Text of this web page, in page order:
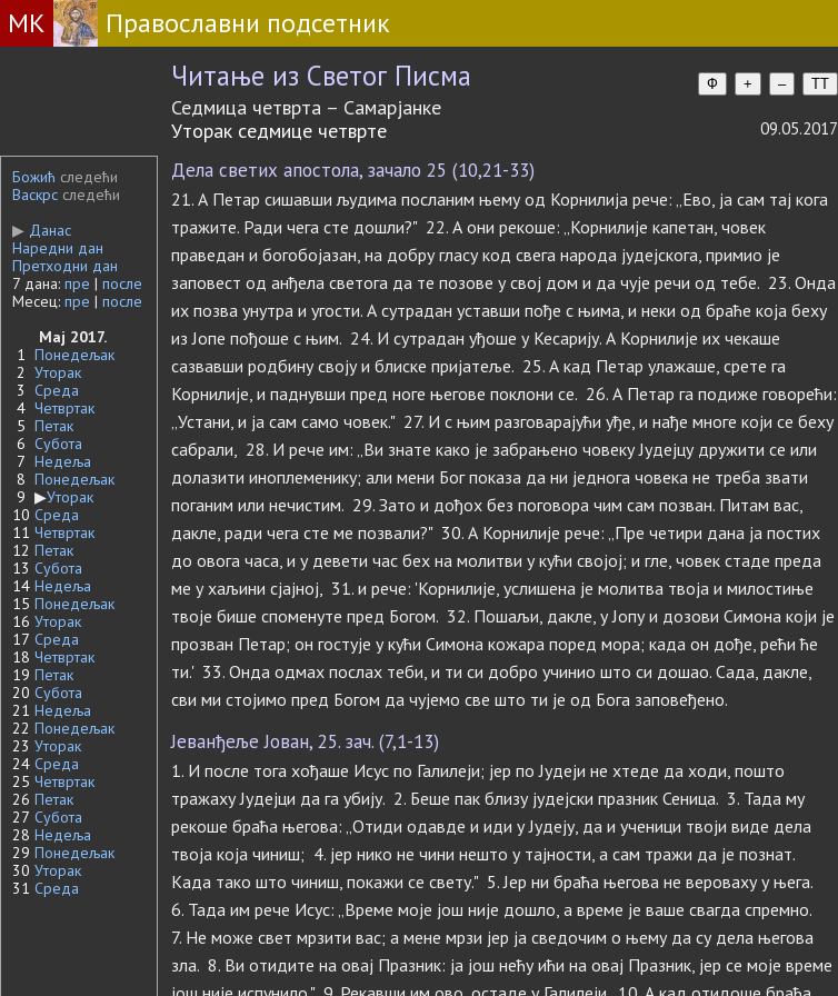
МК Православни подсетник
Читање из Светог Писма Ф + – TT
Седмица четврта – Самарјанке
Уторак седмице четврте
09.05.2017
Божић следећи
Васкрс следећи
▶ Данас
Наредни дан
Претходни дан
7 дана: пре | после
Месец: пре | после
Мај 2017.
1 Понедељак
2 Уторак
3 Среда
4 Четвртак
5 Петак
6 Субота
7 Недеља
8 Понедељак
9 ▶Уторак
10 Среда
11 Четвртак
12 Петак
13 Субота
14 Недеља
15 Понедељак
16 Уторак
17 Среда
18 Четвртак
19 Петак
20 Субота
21 Недеља
22 Понедељак
23 Уторак
24 Среда
25 Четвртак
26 Петак
27 Субота
28 Недеља
29 Понедељак
30 Уторак
31 Среда
Дела светих апостола, зачало 25 (10,21-33)
21. А Петар сишавши људима посланим њему од Корнилија рече: „Ево, ја сам тај кога
тражите. Ради чега сте дошли?" 22. А они рекоше: „Корнилије капетан, човек
праведан и богобојазан, на добру гласу код свега народа јудејскога, примио је
заповест од анђела светога да те позове у свој дом и да чује речи од тебе. 23. Онда
их позва унутра и угости. А сутрадан уставши пође с њима, и неки од браће која беху
из Јопе пођоше с њим. 24. И сутрадан уђоше у Кесарију. А Корнилије их чекаше
сазвавши родбину своју и блиске пријатеље. 25. А кад Петар улажаше, срете га
Корнилије, и паднувши пред ноге његове поклони се. 26. А Петар га подиже говорећи:
„Устани, и ја сам само човек." 27. И с њим разговарајући уђе, и нађе многе који се беху
сабрали, 28. И рече им: „Ви знате како је забрањено човеку Јудејцу дружити се или
долазити иноплеменику; али мени Бог показа да ни једнога човека не треба звати
поганим или нечистим. 29. Зато и дођох без поговора чим сам позван. Питам вас,
дакле, ради чега сте ме позвали?" 30. А Корнилије рече: „Пре четири дана ја постих
до овога часа, и у девети час бех на молитви у кући својој; и гле, човек стаде преда
ме у хаљини сјајној, 31. и рече: 'Корнилије, услишена је молитва твоја и милостиње
твоје бише споменуте пред Богом. 32. Пошаљи, дакле, у Јопу и дозови Симона који је
прозван Петар; он гостује у кући Симона кожара поред мора; када он дође, рећи ће
ти.' 33. Онда одмах послах теби, и ти си добро учинио што си дошао. Сада, дакле,
сви ми стојимо пред Богом да чујемо све што ти је од Бога заповеђено.
Јеванђеље Јован, 25. зач. (7,1-13)
1. И после тога хођаше Исус по Галилеји; јер по Јудеји не хтеде да ходи, пошто
тражаху Јудејци да га убију. 2. Беше пак близу јудејски празник Сеница. 3. Тада му
рекоше браћа његова: „Отиди одавде и иди у Јудеју, да и ученици твоји виде дела
твоја која чиниш; 4. јер нико не чини нешто у тајности, а сам тражи да је познат.
Када тако што чиниш, покажи се свету." 5. Јер ни браћа његова не вероваху у њега.
6. Тада им рече Исус: „Време моје још није дошло, а време је ваше свагда спремно.
7. Не може свет мрзити вас; а мене мрзи јер ја сведочим о њему да су дела његова
зла. 8. Ви отидите на овај Празник: ја још нећу ићи на овај Празник, јер се моје време